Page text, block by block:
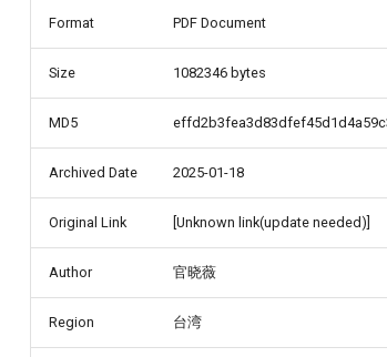
Format PDF Document
Size 1082346 bytes
MD5
Archived Date 2025-01-18
Original Link [Unknown link(update needed)]
Author 官晓薇
Region 台湾